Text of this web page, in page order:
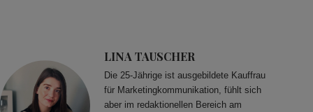
LINA TAUSCHER
Die 25-Jährige ist ausgebildete Kauffrau
für Marketingkommunikation, fühlt sich
aber im redaktionellen Bereich am